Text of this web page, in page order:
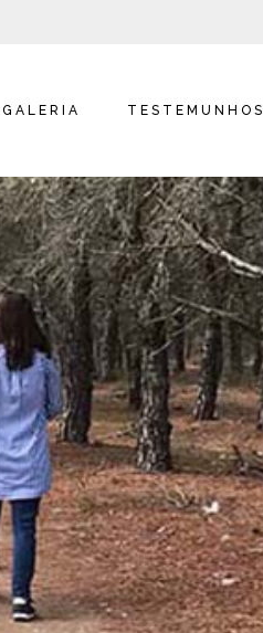
GALERIA TESTEMUNHOS